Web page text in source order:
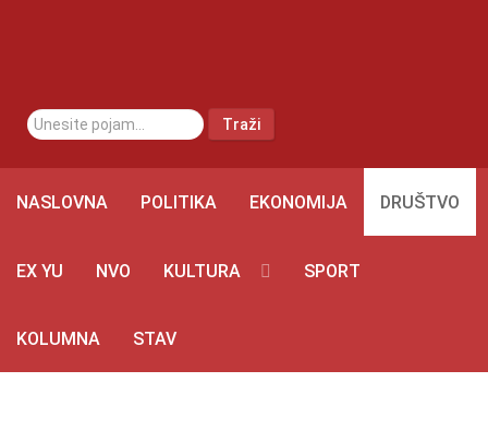
traži... Traži
NASLOVNA POLITIKA EKONOMIJA DRUŠTVO
EX YU NVO KULTURA SPORT
KOLUMNA STAV